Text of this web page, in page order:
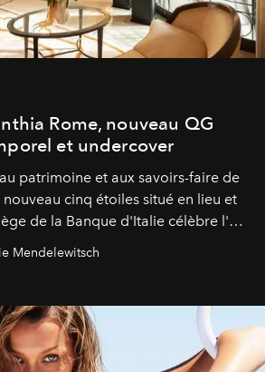
Rome, nouveau QG
et undercover
patrimoine et aux savoirs-faire de
cinq étoiles situé en lieu et
de la Banque d'Italie célèbre l'art
toute son élégance intemporelle.
Mendelewitsch